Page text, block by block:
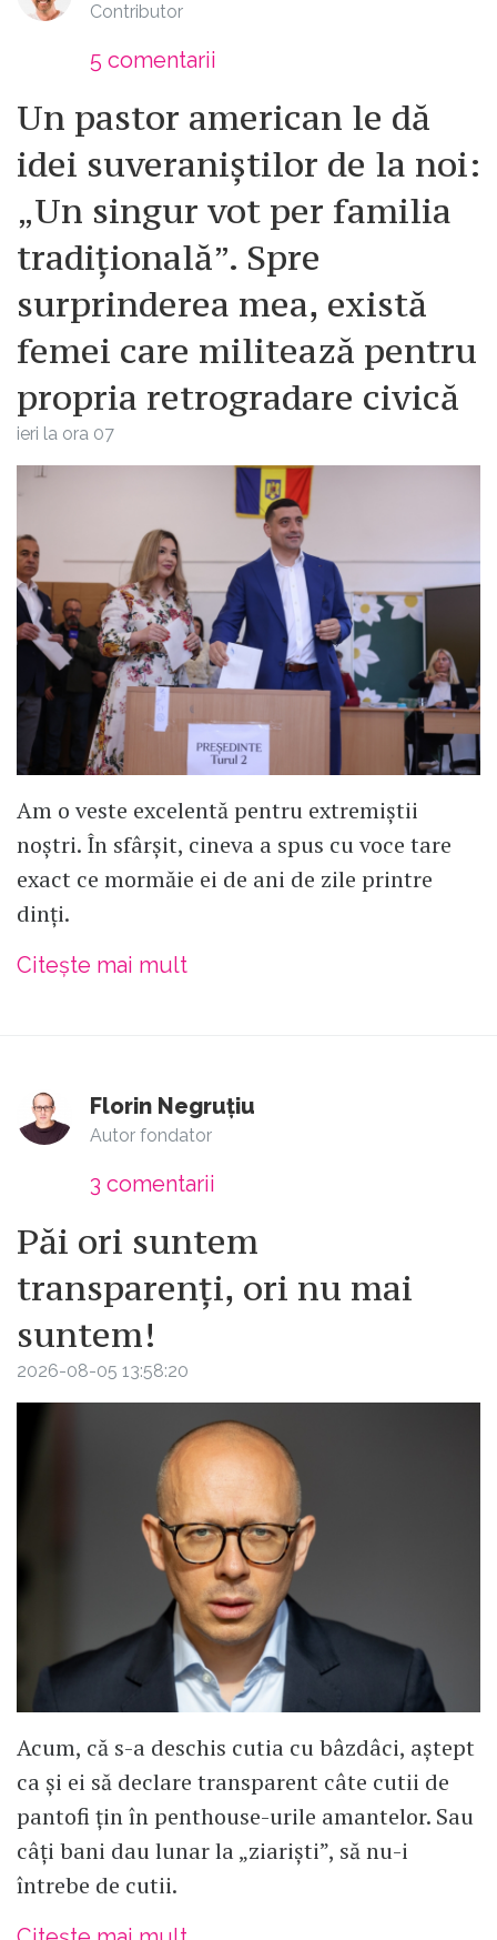
Contributor
5 comentarii
Un pastor american le dă
idei suveraniștilor de la noi:
„Un singur vot per familia
tradițională”. Spre
surprinderea mea, există
femei care militează pentru
propria retrogradare civică
ieri la ora 07
Am o veste excelentă pentru extremiștii
noștri. În sfârșit, cineva a spus cu voce tare
exact ce mormăie ei de ani de zile printre
dinți.
Citește mai mult
Florin Negruțiu
Autor fondator
3 comentarii
Păi ori suntem
transparenți, ori nu mai
suntem!
2026-08-05 13:58:20
Acum, că s-a deschis cutia cu bâzdâci, aștept
ca și ei să declare transparent câte cutii de
pantofi țin în penthouse-urile amantelor. Sau
câți bani dau lunar la „ziariști”, să nu-i
întrebe de cutii.